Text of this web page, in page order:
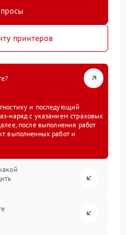
принтеров
и последующий
наряд с указанием страховых
после выполнения работ
выполненных работ и